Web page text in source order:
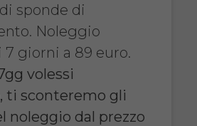
sponde di
Noleggio
giorni a 89 euro.
volessi
ti sconteremo gli
noleggio dal prezzo